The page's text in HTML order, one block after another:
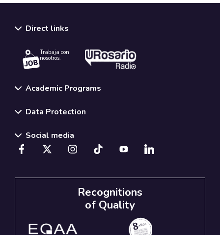
Direct links
Trabaja con
nosotros.
Academic Programs
Data Protection
Social media
Recognitions
of Quality